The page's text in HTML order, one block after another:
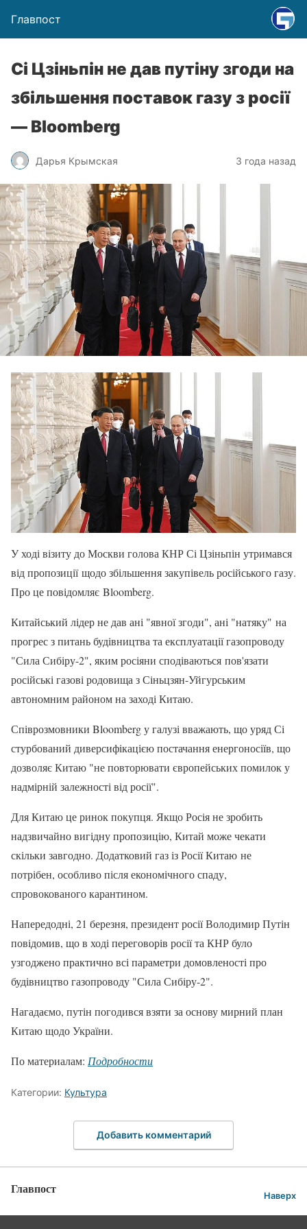
Главпост
Сі Цзіньпін не дав путіну згоди на
збільшення поставок газу з росії
— Bloomberg
Дарья Крымская 3 года назад
У ході візиту до Москви голова КНР Сі Цзіньпін утримався
від пропозиції щодо збільшення закупівель російського газу.
Про це повідомляє Bloomberg.
Китайський лідер не дав ані "явної згоди", ані "натяку" на
прогрес з питань будівництва та експлуатації газопроводу
"Сила Сибіру-2", яким росіяни сподіваються пов'язати
російські газові родовища з Сіньцзян-Уйгурським
автономним районом на заході Китаю.
Співрозмовники Bloomberg у галузі вважають, що уряд Сі
стурбований диверсифікацією постачання енергоносіїв, що
дозволяє Китаю "не повторювати європейських помилок у
надмірній залежності від росії".
Для Китаю це ринок покупця. Якщо Росія не зробить
надзвичайно вигідну пропозицію, Китай може чекати
скільки завгодно. Додатковий газ із Росії Китаю не
потрібен, особливо після економічного спаду,
спровокованого карантином.
Напередодні, 21 березня, президент росії Володимир Путін
повідомив, що в ході переговорів росії та КНР було
узгоджено практично всі параметри домовленості про
будівництво газопроводу "Сила Сибіру-2".
Нагадаємо, путін погодився взяти за основу мирний план
Китаю щодо України.
По материалам: Подробности
Категории: Культура
Добавить комментарий
Главпост Наверх